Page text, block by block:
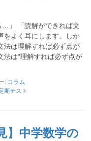
…」 「読解ができれば文
をよく耳にします。しか
法は理解すれば必ず点が
法は“理解すれば必ず点が
: コラム
期テスト
】中学数学の